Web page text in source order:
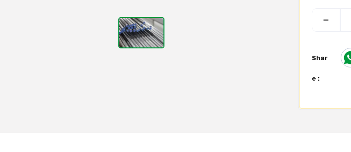
Shar
e :